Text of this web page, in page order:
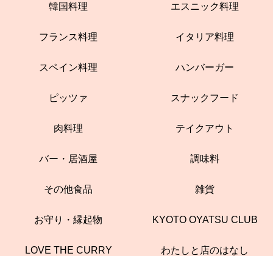
韓国料理 エスニック料理
フランス料理 イタリア料理
スペイン料理 ハンバーガー
ピッツァ スナックフード
肉料理 テイクアウト
バー・居酒屋 調味料
その他食品 雑貨
お守り・縁起物 KYOTO OYATSU CLUB
LOVE THE CURRY わたしと店のはなし